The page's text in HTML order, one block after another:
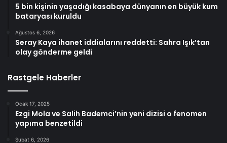
5 bin kişinin yaşadığı kasabaya dünyanın en büyük kum
bataryası kuruldu
Ağustos 6, 2026
Seray Kaya ihanet iddialarını reddetti: Sahra Işık’tan
olay gönderme geldi
Rastgele Haberler
Ocak 17, 2025
Ezgi Mola ve Salih Bademci’nin yeni dizisi o fenomen
yapıma benzetildi
Şubat 6, 2026